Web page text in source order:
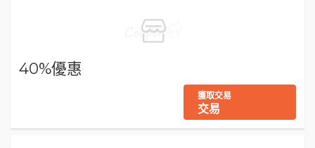
40%優惠
獲取交易
交易